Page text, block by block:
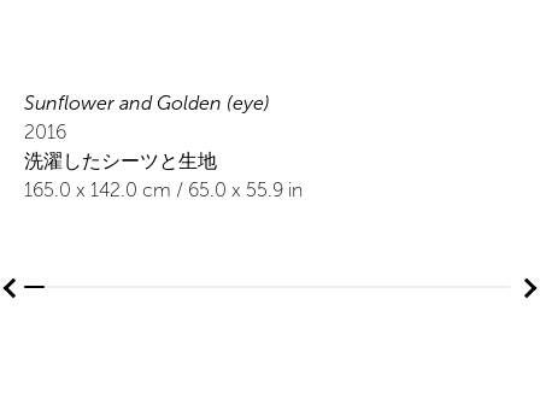
Sunflower and Golden (eye)
2016
洗濯したシーツと生地
165.0 x 142.0 cm / 65.0 x 55.9 in